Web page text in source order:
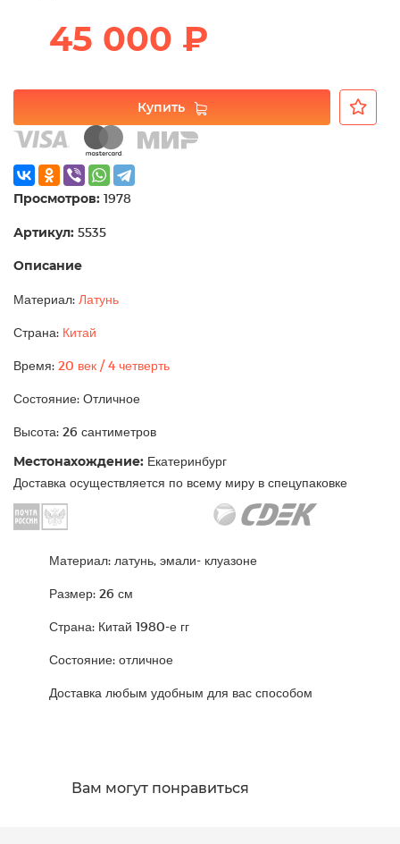
45 000 ₽
Купить
Просмотров: 1978
Артикул: 5535
Описание
Материал: Латунь
Страна: Китай
Время: 20 век / 4 четверть
Состояние: Отличное
Высота: 26 сантиметров
Местонахождение: Екатеринбург
Доставка осуществляется по всему миру в спецупаковке
Материал: латунь, эмали- клуазоне
Размер: 26 см
Страна: Китай 1980-е гг
Состояние: отличное
Доставка любым удобным для вас способом
Вам могут понравиться